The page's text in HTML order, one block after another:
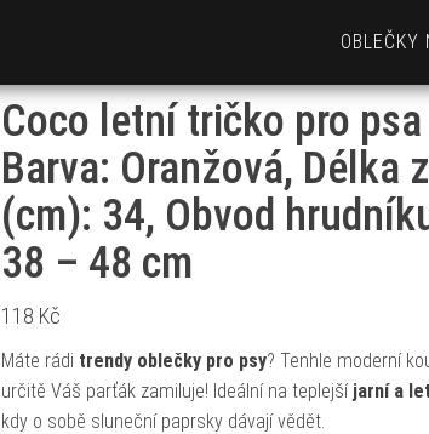
OBLEČKY
Coco letní tričko pro psa
Barva: Oranžová, Délka
(cm): 34, Obvod
38 – 48 cm
118 Kč
Máte rádi trendy oblečky pro psy? Tenhle moderní
určitě Váš parťák zamiluje! Ideální na teplejší jarní a
kdy o sobě sluneční paprsky dávají vědět.